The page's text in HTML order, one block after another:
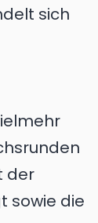
sich
der
sowie die